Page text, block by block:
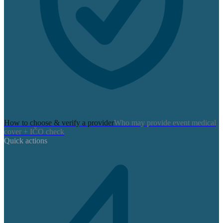
How to choose & verify a providerWho may provide event medical
cover + IČO check
Quick actions